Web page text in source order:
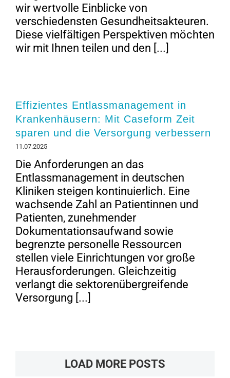
wir wertvolle Einblicke von
verschiedensten Gesundheitsakteuren.
Diese vielfältigen Perspektiven möchten
wir mit Ihnen teilen und den [...]
Effizientes Entlassmanagement in
Krankenhäusern: Mit Caseform Zeit
sparen und die Versorgung verbessern
11.07.2025
Die Anforderungen an das
Entlassmanagement in deutschen
Kliniken steigen kontinuierlich. Eine
wachsende Zahl an Patientinnen und
Patienten, zunehmender
Dokumentationsaufwand sowie
begrenzte personelle Ressourcen
stellen viele Einrichtungen vor große
Herausforderungen. Gleichzeitig
verlangt die sektorenübergreifende
Versorgung [...]
LOAD MORE POSTS